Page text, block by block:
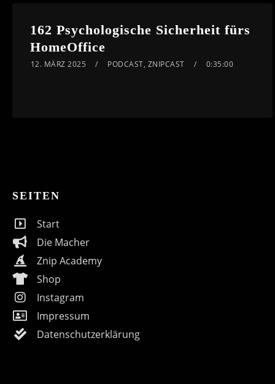
162 Psychologische Sicherheit fürs
HomeOffice
12. MÄRZ 2025 PODCAST, ZNIPCAST 0:35:00
SEITEN
Start
Die Macher
Znip Academy
Shop
Instagram
Impressum
Datenschutzerklärung